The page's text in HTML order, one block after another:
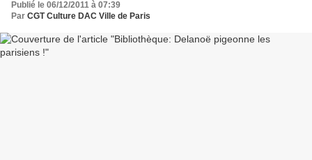
Publié le 06/12/2011 à 07:39
Par CGT Culture DAC Ville de Paris